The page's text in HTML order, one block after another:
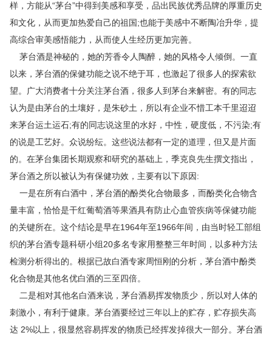
样，方能从“茅台”中得到美感和享受，品出民族优秀品牌的厚重历史
和文化，从而更加热爱自己的祖国;也能于美感中不断陶冶升华，提
高综合审美感悟能力，从而使人生经历更加完善。
茅台酒是神秘的，她的芳香令人陶醉，她的风格令人倾倒。一直
以来，茅台酒的保健功能之说不绝于耳，也激起了很多人的探索欲
望。广大消费者十分关注茅台酒，很多人到茅台来解密。有的同志
认为是由茅台的土壤好，是朱砂土，所以有企业不惜工本千里迢迢
来茅台运土运石;有的同志说这里的水好，中性，硬度低，不污染;有
的说是工艺好。众说纷纭。这些说法都有一定的道理，但又是片面
的。在茅台集团长期观察和研究的基础上，季克良先生撰文指出，
茅台酒之所以被认为有保健功效，主要有以下原因:
一是在所有白酒中，茅台酒的酚类化合物最多，而酚类化合物含
量丰富，恰恰是干红葡萄酒等果酒具有防止心血管疾病等保健功能
的关键所在。这个结论是早在1964年至1966年间，由当时轻工部组
织的茅台酒专题科研小组20多名专家用整整三年时间，以多种方法
检测分析得出的。根据已故白酒专家周恒刚的分析，茅台酒中酚类
化合物是其他名优白酒的三至四倍。
二是相对其他名白酒来说，茅台酒易挥发物质少，所以对人体的
刺激小，有利于健康。茅台酒要经过三年以上的贮存，贮存损失高
达 2%以上，很显然容易挥发的物质已经挥发掉很大一部分。茅台酒